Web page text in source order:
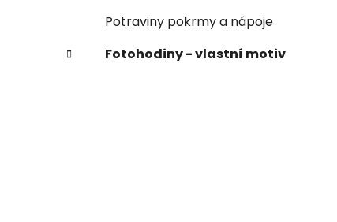
Potraviny pokrmy a nápoje
Fotohodiny - vlastní motiv